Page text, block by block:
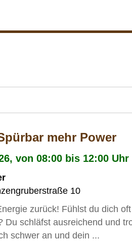
mehr Power
von 08:00 bis 12:00 Uhr
10
zurück! Fühlst du dich
Du schläfst ausreichend und
schwer an und dein ...